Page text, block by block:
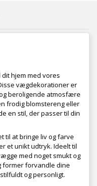
hjem med vores
vægdekorationer er
beroligende atmosfære
frodig blomstereng eller
en stil, der passer til din
til at bringe liv og farve
et unikt udtryk. Ideelt til
med noget smukt og
former forvandle dine
og personligt.